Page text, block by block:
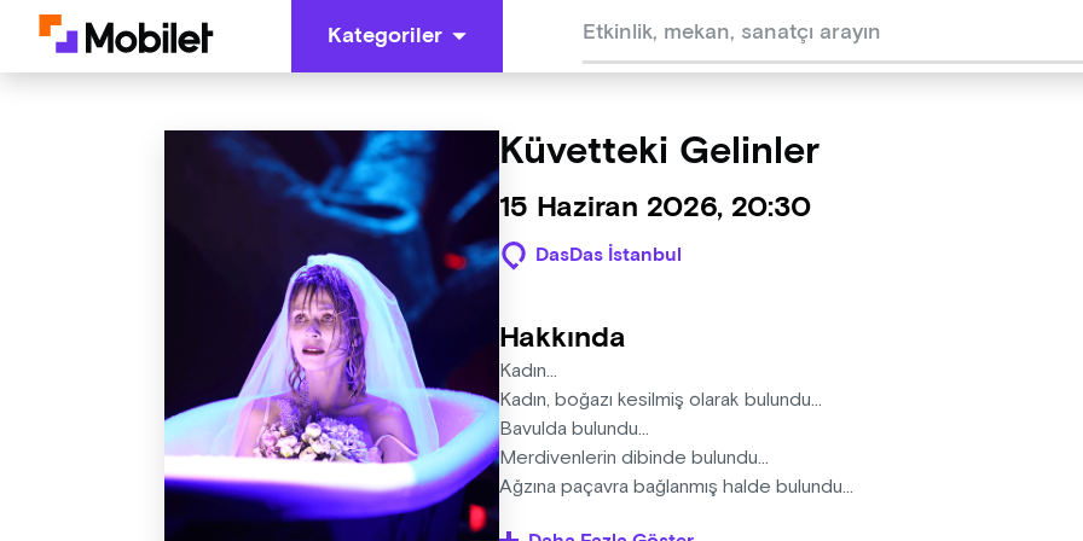
Kategoriler
Küvetteki Gelinler
15 Haziran 2026, 20:30
DasDas İstanbul
Hakkında
Kadın…
Kadın, boğazı kesilmiş olarak bulundu…
Bavulda bulundu…
Merdivenlerin dibinde bulundu…
Ağzına paçavra bağlanmış halde bulundu…
Bulundu… bulundu… bulundu…